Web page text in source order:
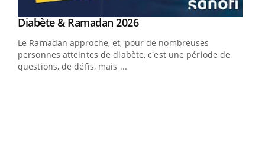
Youtube
Diabète & Ramadan 2026Youtube
Le Ramadan approche, et, pour de nombreuses
personnes atteintes de diabète, c'est une période de
questions, de défis, mais ...